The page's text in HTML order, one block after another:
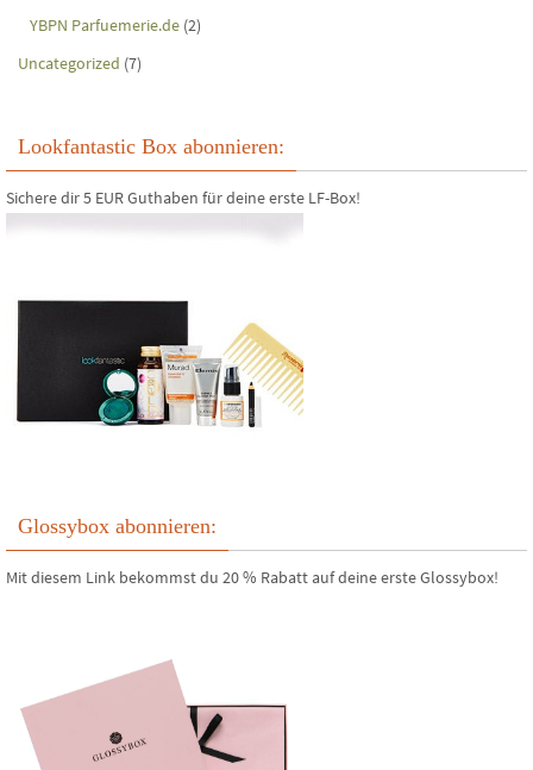
YBPN Parfuemerie.de (2)
Uncategorized (7)
Lookfantastic Box abonnieren:
Sichere dir 5 EUR Guthaben für deine erste LF-Box!
Glossybox abonnieren:
Mit diesem Link bekommst du 20 % Rabatt auf deine erste Glossybox!